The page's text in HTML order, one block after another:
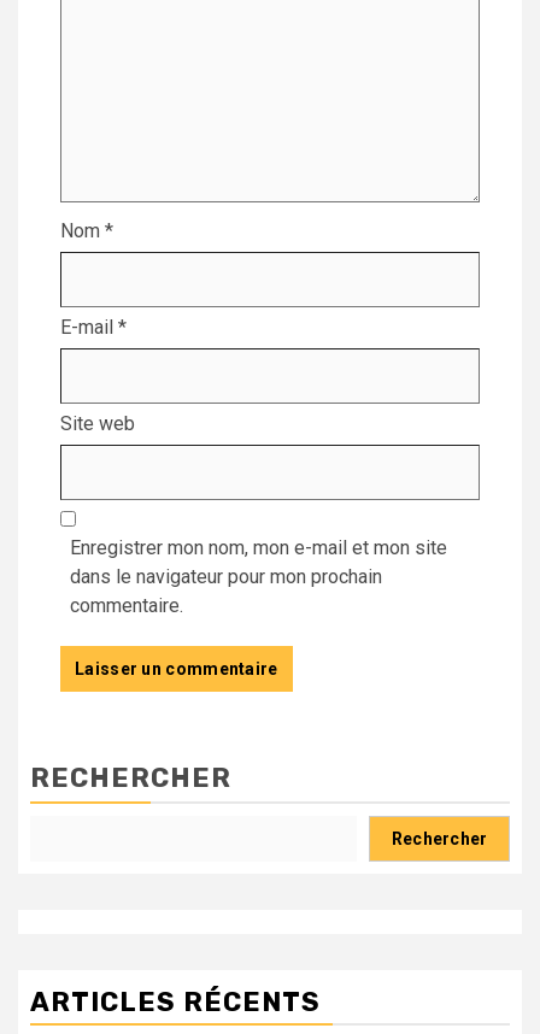
Nom *
E-mail *
Site web
Enregistrer mon nom, mon e-mail et mon site
dans le navigateur pour mon prochain
commentaire.
RECHERCHER
Rechercher
ARTICLES RÉCENTS